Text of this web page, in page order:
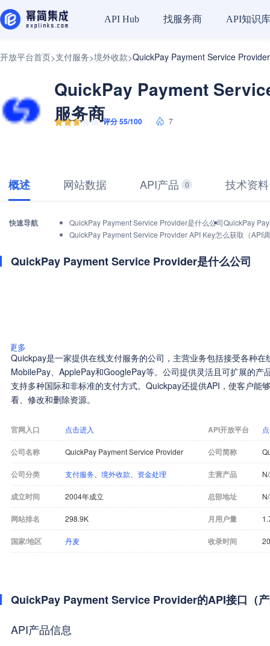
API Hub 找服务商 API知识库
开放平台首页>支付服务>境外收款>QuickPay Payment Service
QuickPay Payment
服务商评分 55/100 7
概述 网站数据 API产品 0 技术资料
快速导航 QuickPay Payment Service Provider是什么公司QuickPay
QuickPay Payment Service Provider API Key怎么获取（API
QuickPay Payment Service Provider是什么公司
更多
Quickpay是一家提供在线支付服务的公司，主营业务包括接受各种
MobilePay、ApplePay和GooglePay等。公司提供灵活且可扩展的产
支持多种国际和非标准的支付方式。Quickpay还提供API，使客户能
看、修改和删除资源。
官网入口 点击进入 API开放平台
公司名称 QuickPay Payment Service Provider 公司简称
公司分类 支付服务 境外收款 资金处理 主营产品
成立时间 2004年成立 总部地址
网站排名 298.9K 月用户量
国家/地区 丹麦 收录时间
QuickPay Payment Service Provider的API接口（
API产品信息